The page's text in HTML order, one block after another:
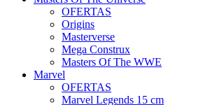
OFERTAS
Origins
Masterverse
Mega Construx
Masters Of The WWE
Marvel
OFERTAS
Marvel Legends 15 cm